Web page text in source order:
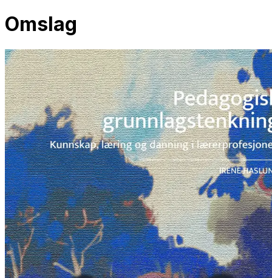
Omslag